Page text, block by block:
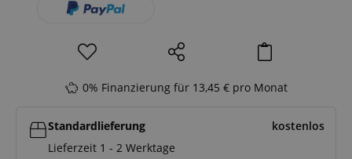
0% Finanzierung für 13,45 € pro Monat
Standardlieferung
kostenlos
Lieferzeit 1 - 2 Werktage